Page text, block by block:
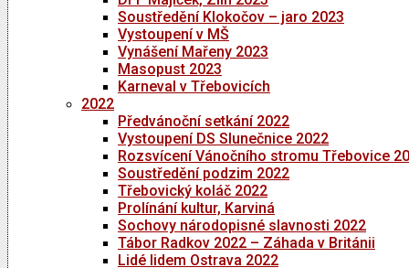
Soustředění Klokočov – jaro 2023
Vystoupení v MŠ
Vynášení Mařeny 2023
Masopust 2023
Karneval v Třebovicích
2022
Předvánoční setkání 2022
Vystoupení DS Slunečnice 2022
Rozsvícení Vánočního stromu Třebovice
Soustředění podzim 2022
Třebovický koláč 2022
Prolínání kultur, Karviná
Sochovy národopisné slavnosti 2022
Tábor Radkov 2022 – Záhada v Británii
Lidé lidem Ostrava 2022